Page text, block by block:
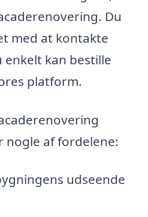
Du
med at kontakte
kan bestille
platform.
nogle af fordelene:
udseende